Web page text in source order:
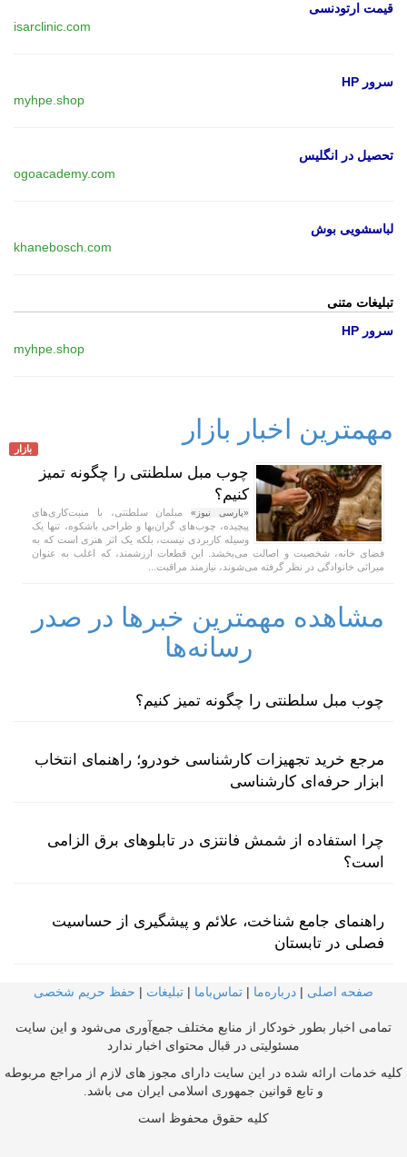
قیمت ارتودنسی
isarclinic.com
سرور HP
myhpe.shop
تحصیل در انگلیس
ogoacademy.com
لباسشویی بوش
khanebosch.com
تبلیغات متنی
سرور HP
myhpe.shop
مهمترین اخبار بازار
بازار
چوب مبل سلطنتی را چگونه تمیز
کنیم؟
«پارسی نیوز»مبلمان سلطنتی، با منبت‌کاری‌های
پیچیده، چوب‌های گران‌بها و طراحی باشکوه، تنها یک
وسیله کاربردی نیست، بلکه یک اثر هنری است که به
فضای خانه، شخصیت و اصالت می‌بخشد. این قطعات ارزشمند، که اغلب به عنوان
میراثی خانوادگی در نظر گرفته می‌شوند، نیازمند مراقبت...
مشاهده مهمترین خبرها در صدر
رسانه‌ها
چوب مبل سلطنتی را چگونه تمیز کنیم؟
مرجع خرید تجهیزات کارشناسی خودرو؛ راهنمای انتخاب
ابزار حرفه‌ای کارشناسی
چرا استفاده از شمش فانتزی در تابلوهای برق الزامی
است؟
راهنمای جامع شناخت، علائم و پیشگیری از حساسیت
فصلی در تابستان
صفحه اصلی | درباره‌ما | تماس‌با‌ما | تبلیغات | حفظ حریم شخصی
تمامی اخبار بطور خودکار از منابع مختلف جمع‌آوری می‌شود و این سایت
مسئولیتی در قبال محتوای اخبار ندارد
کلیه خدمات ارائه شده در این سایت دارای مجوز های لازم از مراجع مربوطه
و تابع قوانین جمهوری اسلامی ایران می باشد.
کلیه حقوق محفوظ است